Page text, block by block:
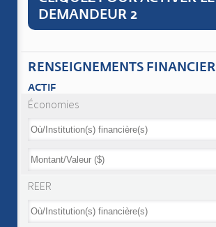
DEMANDEUR 2
RENSEIGNEMENTS
ACTIF
Économies
REER